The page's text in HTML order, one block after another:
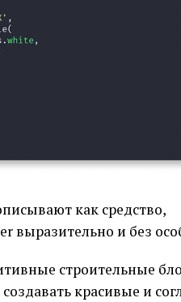
как средство,
выразительно и без
строительные
красивые и